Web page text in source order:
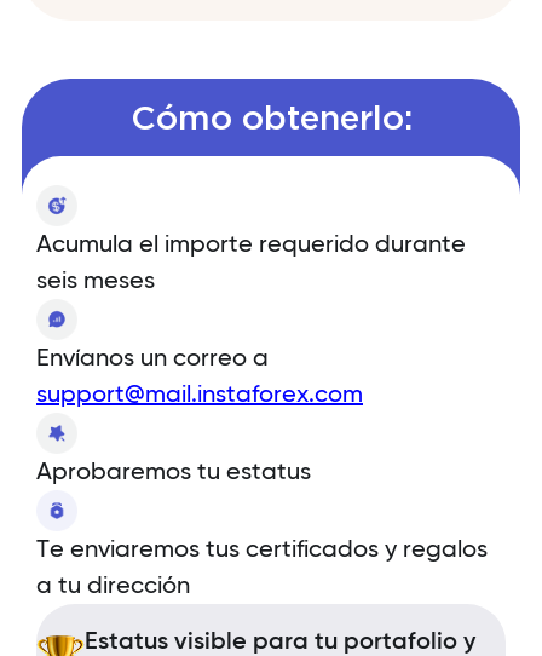
Cómo obtenerlo:
Acumula el importe requerido durante
seis meses
Envíanos un correo a
support@mail.instaforex.com
Aprobaremos tu estatus
Te enviaremos tus certificados y regalos
a tu dirección
Estatus visible para tu portafolio y